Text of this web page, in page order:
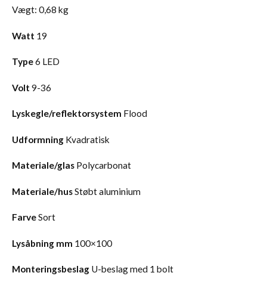
Vægt: 0,68 kg
Watt 19
Type6 LED
Volt 9-36
Lyskegle/reflektorsystem Flood
Udformning Kvadratisk
Materiale/glas Polycarbonat
Materiale/husStøbt aluminium
FarveSort
Lysåbning mm 100×100
Monteringsbeslag U-beslag med 1 bolt